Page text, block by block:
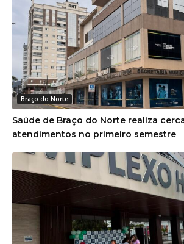
Braço do Norte
Saúde de Braço do Norte realiza
atendimentos no primeiro semestre